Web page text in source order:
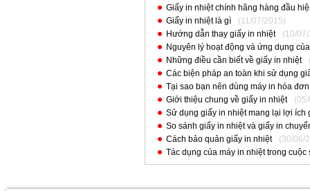
Giấy in nhiệt chính hãng hàng đầu
Giấy in nhiệt là gì
(11/07/2015)
Hướng dẫn thay giấy in nhiệt
(10/
Nguyên lý hoạt động và ứng dụng
Những điều cần biết về giấy in nhiệt
Các biện pháp an toàn khi sử dụng
Tại sao bạn nên dùng máy in hóa
Giới thiệu chung về giấy in nhiệt
Sử dụng giấy in nhiệt mang lại lợi ích
So sánh giấy in nhiệt và giấy in
Cách bảo quản giấy in nhiệt
(30/06/
Tác dụng của máy in nhiệt trong cuộc